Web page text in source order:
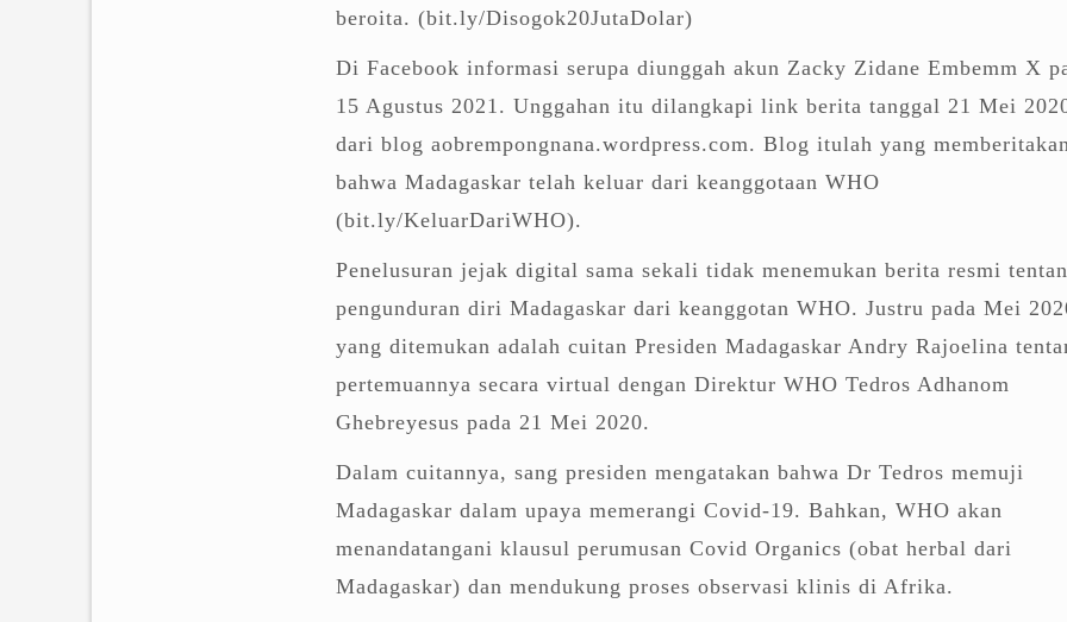
beroita. (bit.ly/Disogok20JutaDolar)
Di Facebook informasi serupa diunggah akun Zacky Zidane Embemm X
15 Agustus 2021. Unggahan itu dilangkapi link berita tanggal 21 Mei
dari blog aobrempongnana.wordpress.com. Blog itulah yang
bahwa Madagaskar telah keluar dari keanggotaan WHO
(bit.ly/KeluarDariWHO).
Penelusuran jejak digital sama sekali tidak menemukan berita resmi
pengunduran diri Madagaskar dari keanggotan WHO. Justru pada Mei
yang ditemukan adalah cuitan Presiden Madagaskar Andry Rajoelina
pertemuannya secara virtual dengan Direktur WHO Tedros Adhanom
Ghebreyesus pada 21 Mei 2020.
Dalam cuitannya, sang presiden mengatakan bahwa Dr Tedros memuji
Madagaskar dalam upaya memerangi Covid-19. Bahkan, WHO akan
menandatangani klausul perumusan Covid Organics (obat herbal dari
Madagaskar) dan mendukung proses observasi klinis di Afrika.